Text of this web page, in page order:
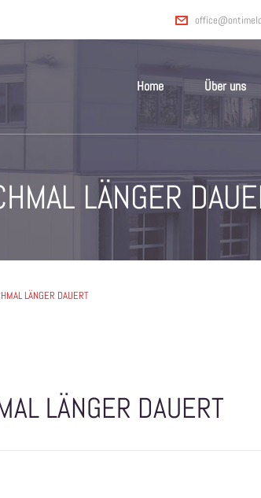
Home Über uns
LÄNGER
LÄNGER DAUERT
LÄNGER DAUERT